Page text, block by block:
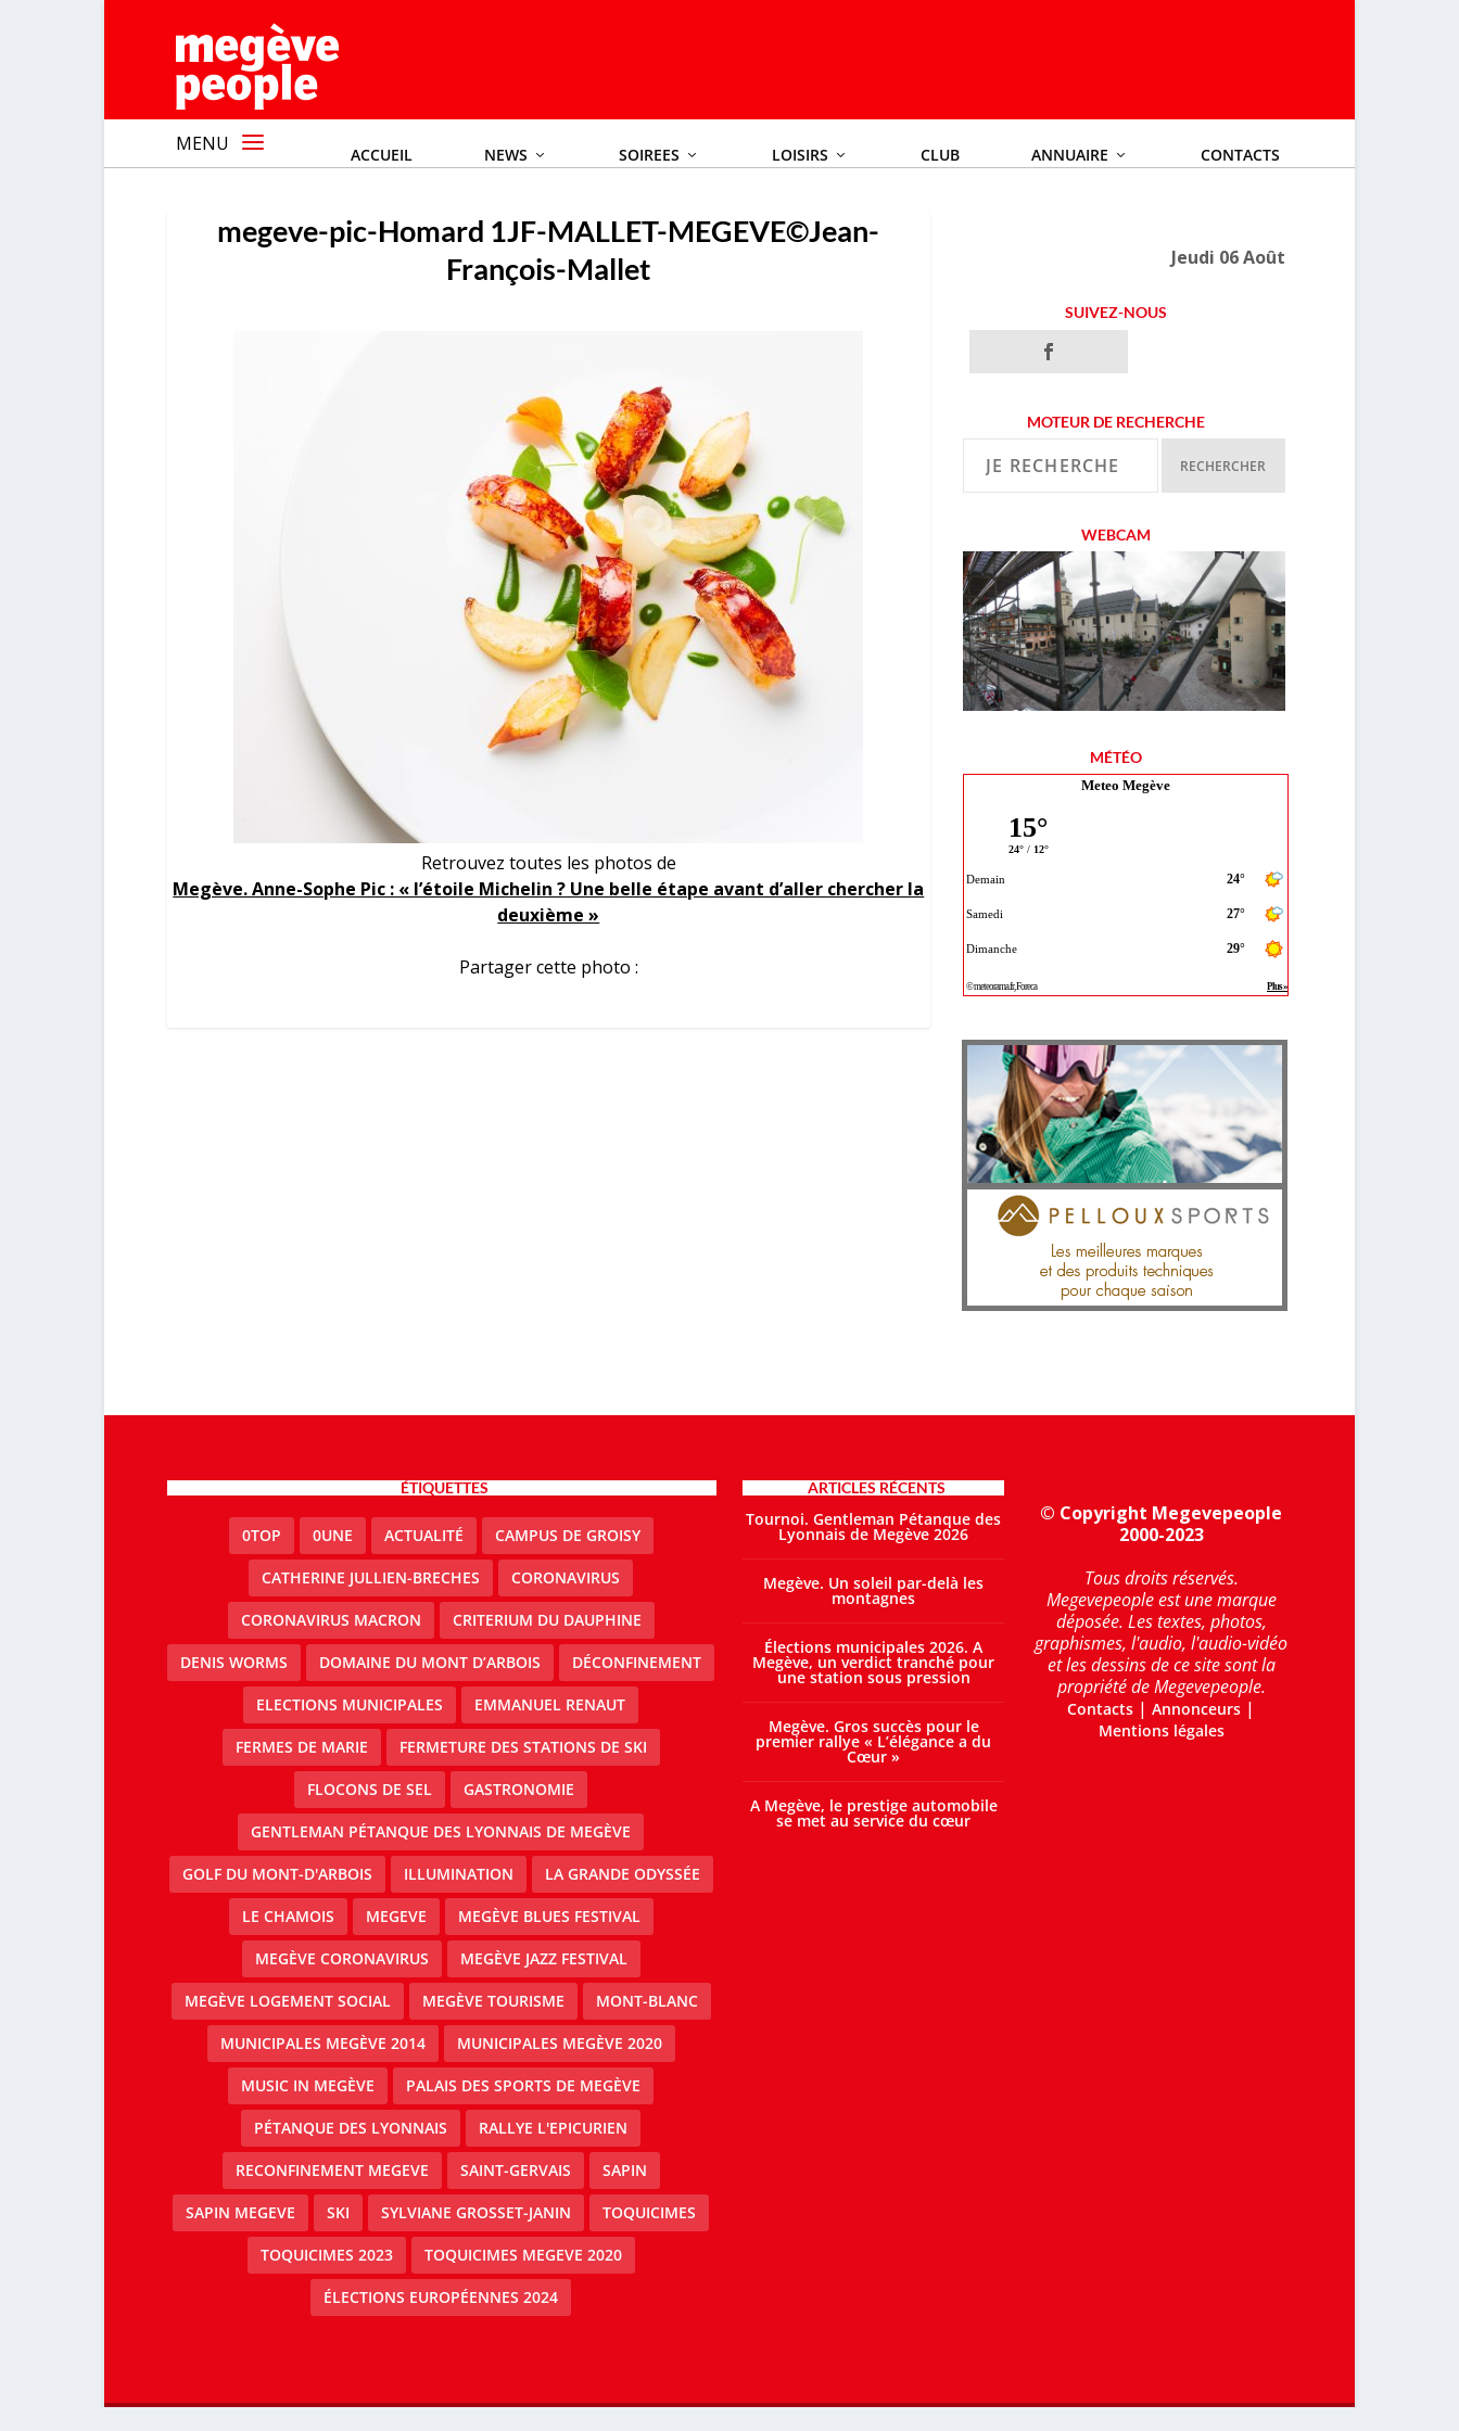
MENU ACCUEIL NEWS SOIREES LOISIRS CLUB ANNUAIRE CONTACTS
megeve-pic-Homard 1JF-MALLET-MEGEVE©Jean-
François-Mallet
Retrouvez toutes les photos de
Megève. Anne-Sophe Pic : « l’étoile Michelin ? Une belle étape avant d’aller chercher la
deuxième »
Partager cette photo :
Jeudi 06 Août
SUIVEZ-NOUS
MOTEUR DE RECHERCHE
WEBCAM
MÉTÉO
Meteo Megève
ÉTIQUETTES
0TOP 0UNE ACTUALITÉ CAMPUS DE GROISY
CATHERINE JULLIEN-BRECHES CORONAVIRUS
CORONAVIRUS MACRON CRITERIUM DU DAUPHINE
DENIS WORMS DOMAINE DU MONT D’ARBOIS DÉCONFINEMENT
ELECTIONS MUNICIPALES EMMANUEL RENAUT
FERMES DE MARIE FERMETURE DES STATIONS DE SKI
FLOCONS DE SEL GASTRONOMIE
GENTLEMAN PÉTANQUE DES LYONNAIS DE MEGÈVE
GOLF DU MONT-D'ARBOIS ILLUMINATION LA GRANDE ODYSSÉE
LE CHAMOIS MEGEVE MEGÈVE BLUES FESTIVAL
MEGÈVE CORONAVIRUS MEGÈVE JAZZ FESTIVAL
MEGÈVE LOGEMENT SOCIAL MEGÈVE TOURISME MONT-BLANC
MUNICIPALES MEGÈVE 2014 MUNICIPALES MEGÈVE 2020
MUSIC IN MEGÈVE PALAIS DES SPORTS DE MEGÈVE
PÉTANQUE DES LYONNAIS RALLYE L'EPICURIEN
RECONFINEMENT MEGEVE SAINT-GERVAIS SAPIN
SAPIN MEGEVE SKI SYLVIANE GROSSET-JANIN TOQUICIMES
TOQUICIMES 2023 TOQUICIMES MEGEVE 2020
ÉLECTIONS EUROPÉENNES 2024
ARTICLES RÉCENTS
Tournoi. Gentleman Pétanque des
Lyonnais de Megève 2026
Megève. Un soleil par-delà les
montagnes
Élections municipales 2026. A
Megève, un verdict tranché pour
une station sous pression
Megève. Gros succès pour le
premier rallye « L’élégance a du
Cœur »
A Megève, le prestige automobile
se met au service du cœur
© Copyright Megevepeople
2000-2023
Tous droits réservés.
Megevepeople est une marque
déposée. Les textes, photos,
graphismes, l'audio, l'audio-vidéo
et les dessins de ce site sont la
propriété de Megevepeople.
Contacts |Annonceurs |
Mentions légales